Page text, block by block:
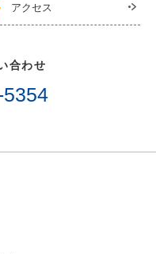
アクセス
合わせ